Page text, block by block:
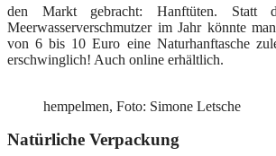
den Markt gebracht: Hanftüten. Statt
Meerwasserverschmutzer im Jahr könnte
von 6 bis 10 Euro eine Naturhanftasche
erschwinglich! Auch online erhältlich.
hempelmen, Foto: Simone Letsche
Natürliche Verpackung